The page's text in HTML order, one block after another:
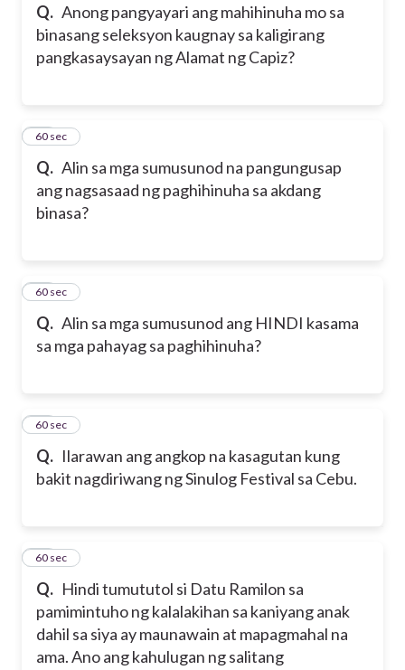
Q. Anong pangyayari ang mahihinuha mo sa
binasang seleksyon kaugnay sa kaligirang
pangkasaysayan ng Alamat ng Capiz?
Q. Alin sa mga sumusunod na pangungusap
ang nagsasaad ng paghihinuha sa akdang
binasa?
14
60 sec
Q. Alin sa mga sumusunod ang HINDI kasama
sa mga pahayag sa paghihinuha?
15
60 sec
Q. Ilarawan ang angkop na kasagutan kung
bakit nagdiriwang ng Sinulog Festival sa Cebu.
16
60 sec
Q. Hindi tumututol si Datu Ramilon sa
pamimintuho ng kalalakihan sa kaniyang anak
dahil sa siya ay maunawain at mapagmahal na
ama. Ano ang kahulugan ng salitang
17
60 sec